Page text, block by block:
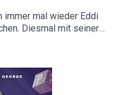
mal wieder Eddi
Diesmal mit seiner
der Teil, in dem er
erklärt er